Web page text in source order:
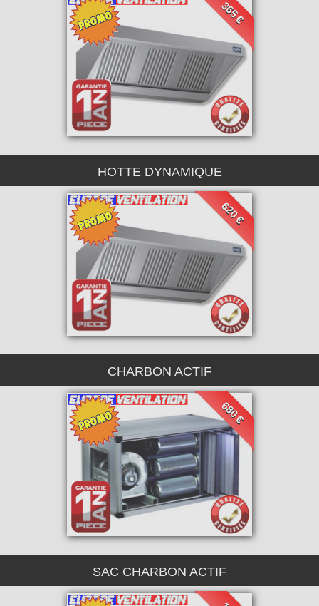
365 €
HOTTE DYNAMIQUE
620 €
CHARBON ACTIF
680 €
SAC CHARBON ACTIF